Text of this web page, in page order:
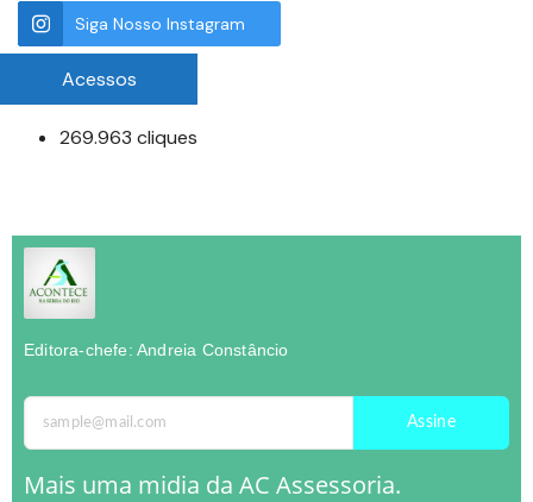
Siga Nosso Instagram
Acessos
269.963 cliques
Editora-chefe: Andreia Constâncio
Assine
Mais uma midia da AC Assessoria.